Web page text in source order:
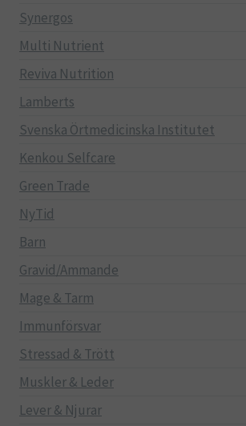
Synergos
Multi Nutrient
Reviva Nutrition
Lamberts
Svenska Örtmedicinska Institutet
Kenkou Selfcare
Green Trade
NyTid
Barn
Gravid/Ammande
Mage & Tarm
Immunförsvar
Stressad & Trött
Muskler & Leder
Lever & Njurar